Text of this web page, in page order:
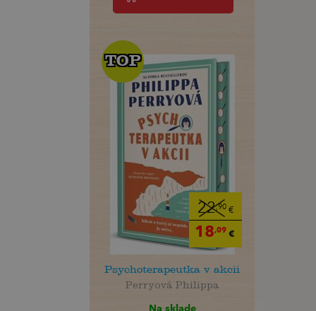
22,90 €
18,09 €
TOP
TOP
Psychoterapeutka v akcii
Perryová Philippa
Na sklade